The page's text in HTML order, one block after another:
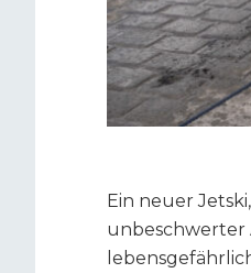
Ein neuer
unbeschwerter